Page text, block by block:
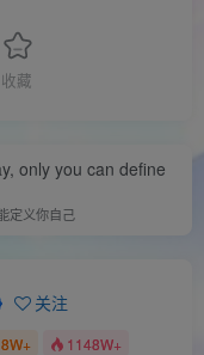
收藏
only you can define
定义你自己
关注
1148W+